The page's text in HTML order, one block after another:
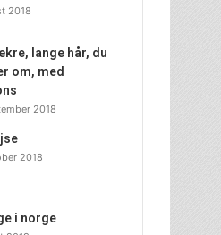
2018
lange hår, du
om, med
2018
2018
i norge